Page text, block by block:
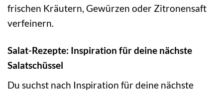
frischen Kräutern, Gewürzen oder Zitronensaft
verfeinern.
Salat-Rezepte: Inspiration für deine nächste
Salatschüssel
Du suchst nach Inspiration für deine nächste